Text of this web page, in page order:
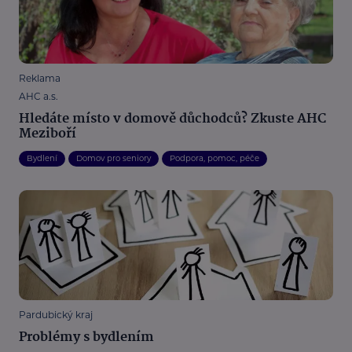
Reklama
AHC a.s.
Hledáte místo v domově důchodců? Zkuste AHC
Meziboří
Bydlení Domov pro seniory Podpora, pomoc, péče
Pardubický kraj
Problémy s bydlením